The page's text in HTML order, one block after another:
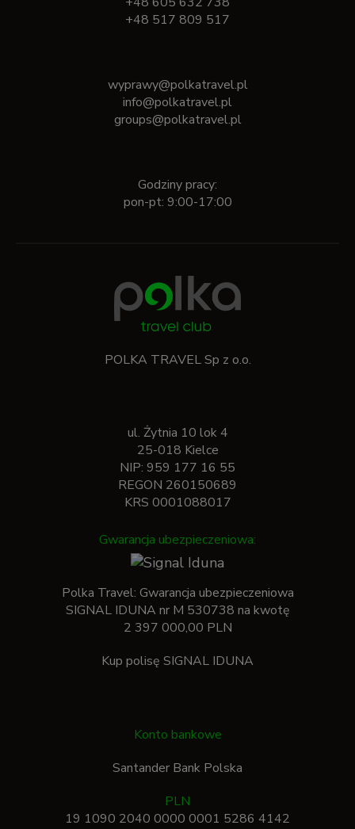
+48 517 809 517
wyprawy@polkatravel.pl
info@polkatravel.pl
groups@polkatravel.pl
Godziny pracy:
pon-pt: 9:00-17:00
POLKA TRAVEL Sp z o.o.
ul. Żytnia 10 lok 4
25-018 Kielce
NIP: 959 177 16 55
REGON 260150689
KRS 0001088017
Gwarancja ubezpieczeniowa:
Polka Travel: Gwarancja ubezpieczeniowa
SIGNAL IDUNA nr M 530738 na kwotę
2 397 000,00 PLN
Kup polisę SIGNAL IDUNA
Konto bankowe
Santander Bank Polska
PLN
19 1090 2040 0000 0001 5286 4142